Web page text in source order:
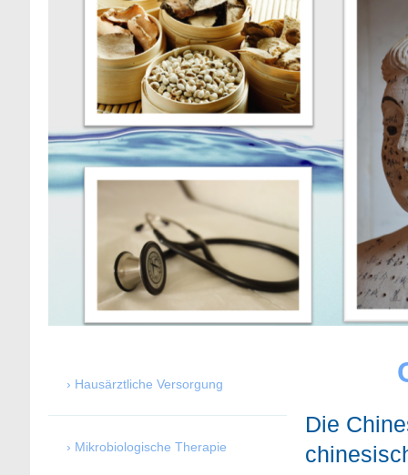
Die
Hausärztliche Versorgung
Mikrobiologische Therapie